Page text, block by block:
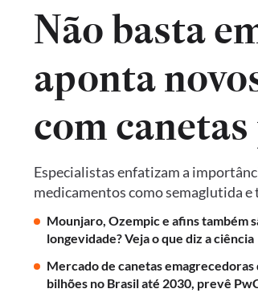
Não basta
aponta
com
Especialistas enfatizam a
medicamentos como semaglutida
Mounjaro, Ozempic e afins também
longevidade? Veja o que diz a ciência
Mercado de canetas emagrecedoras
bilhões no Brasil até 2030, prevê